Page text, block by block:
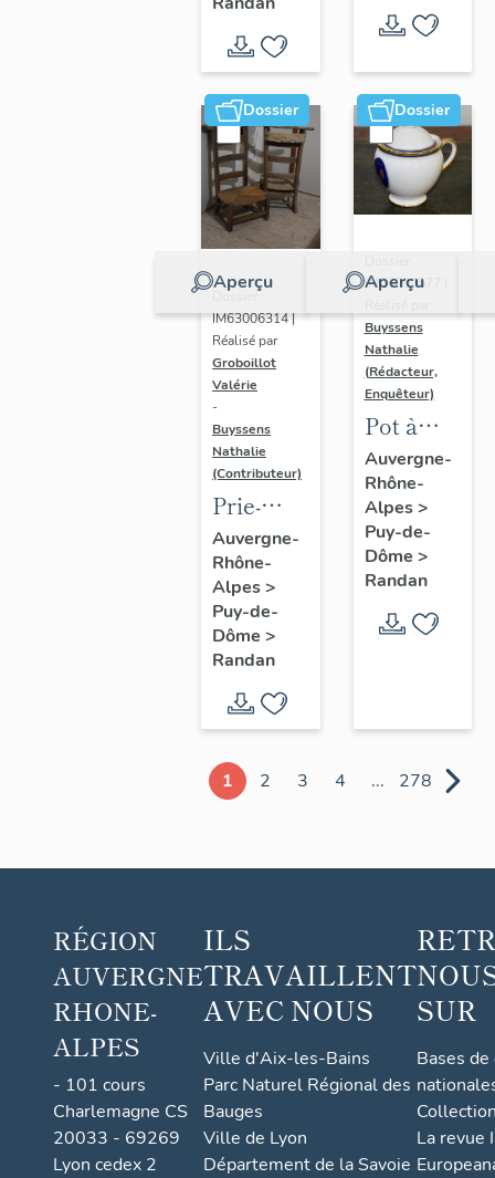
prière de
Marie-
Amélie "
Dossier
Aperçu
Dossier
IM63006314 |
Réalisé par
Groboillot
Valérie
-
Buyssens
Nathalie
(Contributeur)
Prie-
Dieu n° 1
Auvergne-
Rhône-
Alpes>
Puy-de-
Dôme >
Randan
Dossier
Aperçu
IM63009577 |
Buyssens
Nathalie
(Rédacteur,
Enquêteur)
Pot à
crème n°
2
Auvergne-
Rhône-
Alpes>
Puy-de-
Dôme >
Randan
1 2 3 4 ... 278
RÉGION
AUVERGNE
RHONE-
ALPES
- 101 cours
Charlemagne CS
20033 - 69269
Lyon cedex 2
ILS
TRAVAILLENT
AVEC NOUS
Ville d'Aix-les-Bains
Parc Naturel Régional des
Bauges
Ville de Lyon
Département de la Savoie
SUR
Bases
La revue